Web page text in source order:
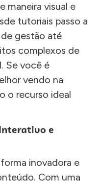
maneira visual e
tutoriais passo a
gestão até
complexos de
Se você é
vendo na
o recurso ideal
e
inovadora e
Com uma